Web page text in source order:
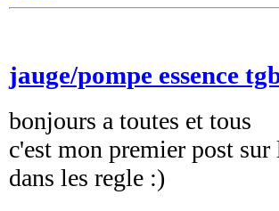
jauge/pompe essence
bonjours a toutes et tous
c'est mon premier post
dans les regle :)